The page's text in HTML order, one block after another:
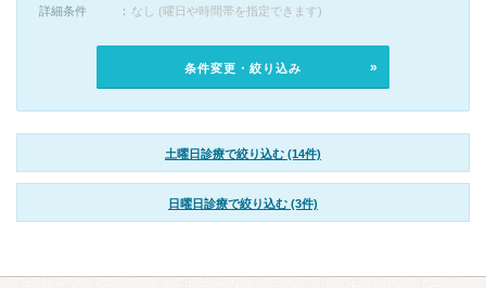
詳細条件
なし (曜日や時間帯を指定できます)
条件変更・絞り込み
土曜日診療で絞り込む (14件)
日曜日診療で絞り込む (3件)